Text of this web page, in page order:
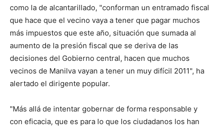
como la de alcantarillado, "conforman un entramado fiscal
que hace que el vecino vaya a tener que pagar muchos
más impuestos que este año, situación que sumada al
aumento de la presión fiscal que se deriva de las
decisiones del Gobierno central, hacen que muchos
vecinos de Manilva vayan a tener un muy difícil 2011", ha
alertado el dirigente popular.
"Más allá de intentar gobernar de forma responsable y
con eficacia, que es para lo que los ciudadanos los han